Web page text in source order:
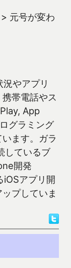
元号が変わ
やアプリ
帯電話やス
App
グラミング
ます。ガラ
しているブ
開発
iOSアプリ開
プしていま